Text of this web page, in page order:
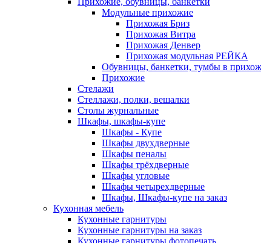
Модульные прихожие
Прихожая Бриз
Прихожая Витра
Прихожая Денвер
Прихожая модульная РЕЙКА
Обувницы, банкетки, тумбы в
Прихожие
Стелажи
Стеллажи, полки, вешалки
Столы журнальные
Шкафы, шкафы-купе
Шкафы - Купе
Шкафы двухдверные
Шкафы пеналы
Шкафы трёхдверные
Шкафы угловые
Шкафы четырехдверные
Шкафы, Шкафы-купе на заказ
Кухонная мебель
Кухонные гарнитуры
Кухонные гарнитуры на заказ